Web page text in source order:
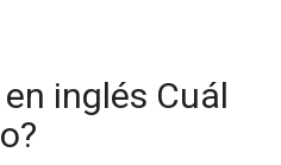
inglés Cuál